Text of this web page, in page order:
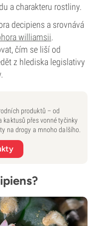
a charakteru rostliny.
decipiens a srovnává
williamsii.
čím se liší od
z hlediska legislativy
produktů – od
kaktusů přes vonné tyčinky
na drogy a mnoho dalšího.